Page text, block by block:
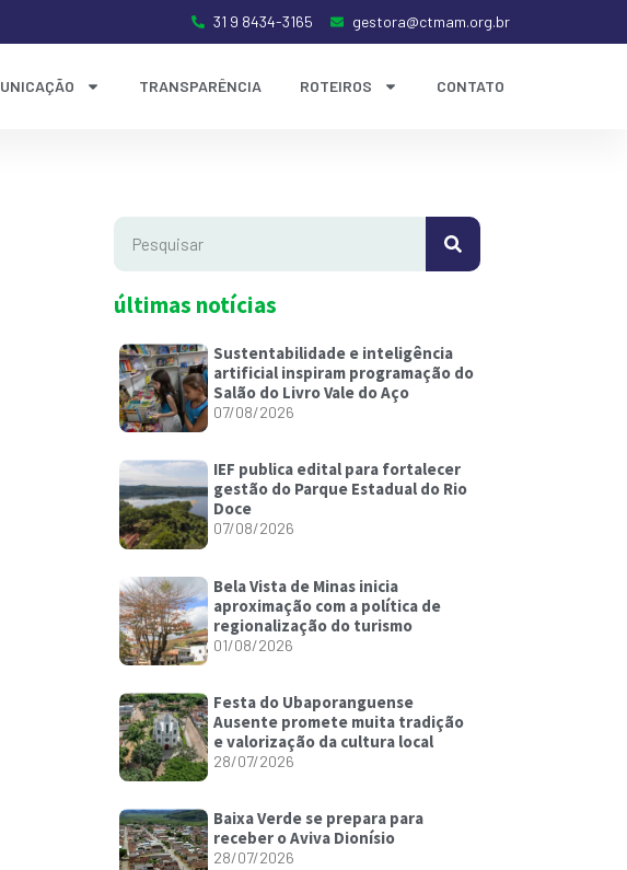
31 9 8434-3165 gestora@ctmam.org.br
TRANSPARÊNCIA ROTEIROS CONTATO
últimas notícias
Sustentabilidade e inteligência
artificial inspiram programação do
Salão do Livro Vale do Aço
07/08/2026
IEF publica edital para fortalecer
gestão do Parque Estadual do Rio
Doce
07/08/2026
Bela Vista de Minas inicia
aproximação com a política de
regionalização do turismo
01/08/2026
Festa do Ubaporanguense
Ausente promete muita tradição
e valorização da cultura local
28/07/2026
Baixa Verde se prepara para
receber o Aviva Dionísio
28/07/2026